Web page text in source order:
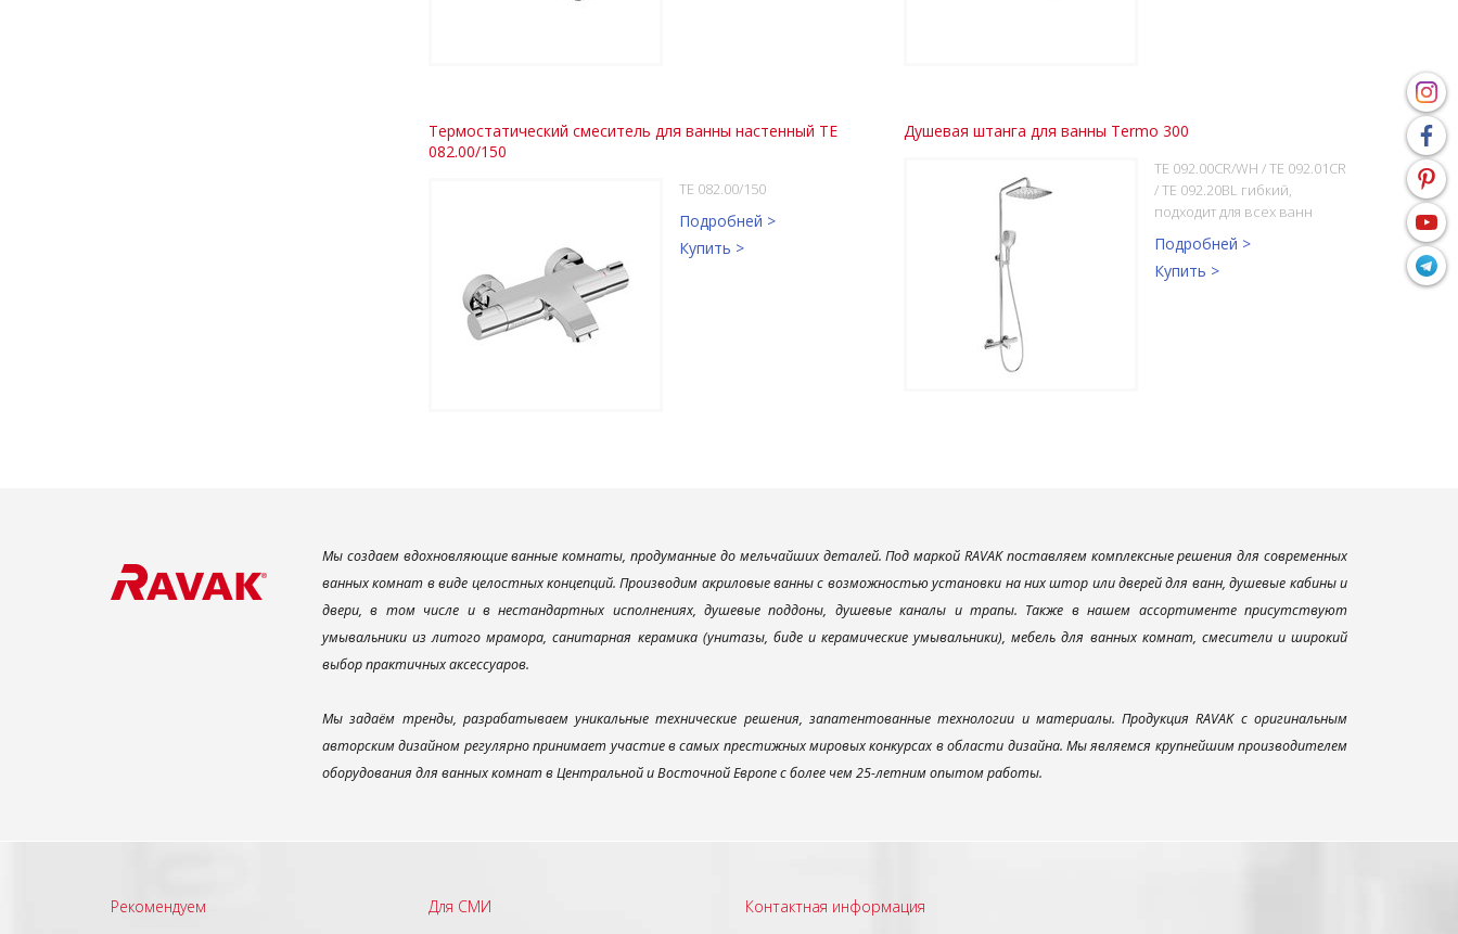
Термостатический смеситель для ванны настенный TE
082.00/150
TE 082.00/150
Подробней >
Купить >
Душевая штанга для ванны Termo 300
TE 092.00CR/WH / TE 092.01CR
/ TE 092.20BL гибкий,
подходит для всех ванн
Подробней >
Купить >
Мы создаем вдохновляющие ванные комнаты, продуманные до мельчайших деталей. Под маркой RAVAK поставляем комплексные решения для современных
ванных комнат в виде целостных концепций. Производим акриловые ванны с возможностью установки на них штор или дверей для ванн, душевые кабины и
двери, в том числе и в нестандартных исполнениях, душевые поддоны, душевые каналы и трапы. Также в нашем ассортименте присутствуют
умывальники из литого мрамора, санитарная керамика (унитазы, биде и керамические умывальники), мебель для ванных комнат, смесители и широкий
выбор практичных аксессуаров.
Мы задаём тренды, разрабатываем уникальные технические решения, запатентованные технологии и материалы. Продукция RAVAK с оригинальным
авторским дизайном регулярно принимает участие в самых престижных мировых конкурсах в области дизайна. Мы являемся крупнейшим производителем
оборудования для ванных комнат в Центральной и Восточной Европе с более чем 25-летним опытом работы.
Рекомендуем Для СМИ Контактная информация